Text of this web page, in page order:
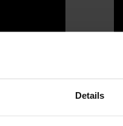
Details